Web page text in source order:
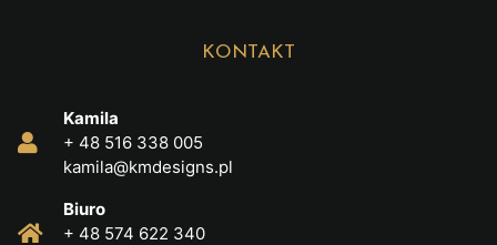
KONTAKT
Kamila
+ 48 516 338 005
kamila@kmdesigns.pl
Biuro
+ 48 574 622 340